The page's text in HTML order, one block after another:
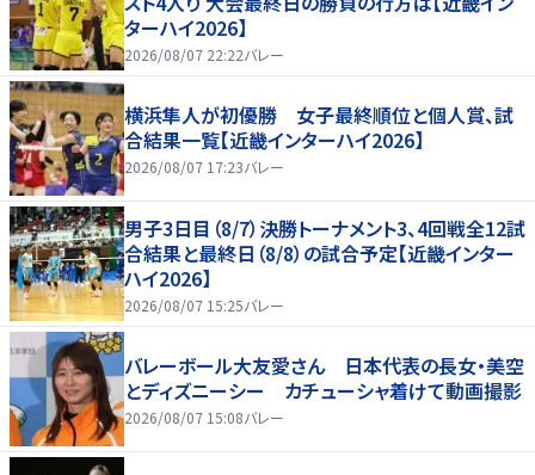
ターハイ2026】
2026/08/07 22:22バレー
横浜隼人が初優勝 女子最終順位と個人賞、試
合結果一覧【近畿インターハイ2026】
2026/08/07 17:23バレー
男子3日目（8/7）決勝トーナメント3、4回戦全12試
合結果と最終日（8/8）の試合予定【近畿インター
ハイ2026】
2026/08/07 15:25バレー
バレーボール大友愛さん 日本代表の長女・美空
とディズニーシー カチューシャ着けて動画撮影
2026/08/07 15:08バレー